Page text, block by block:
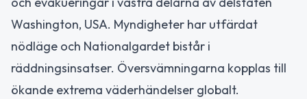
Washington, USA. Myndigheter har utfärdat
nödläge och Nationalgardet bistår i
räddningsinsatser. Översvämningarna kopplas till
ökande extrema väderhändelser globalt.